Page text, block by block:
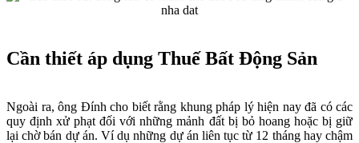
Cần thiết áp dụng Thuế Bất Động Sản
Ngoài ra, ông Đính cho biết rằng khung pháp lý hiện nay đã có các
quy định xử phạt đối với những mảnh đất bị bỏ hoang hoặc bị giữ
lại chờ bán dự án. Ví dụ những dự án liên tục từ 12 tháng hay chậm